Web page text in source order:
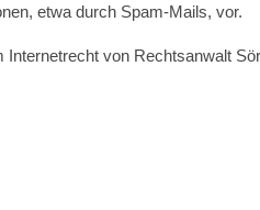
etwa durch Spam-Mails, vor.
von Rechtsanwalt